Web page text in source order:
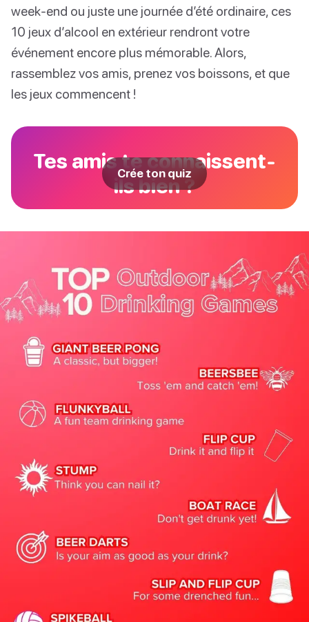
week-end ou juste une journée d’été ordinaire, ces
10 jeux d’alcool en extérieur rendront votre
événement encore plus mémorable. Alors,
rassemblez vos amis, prenez vos boissons, et que
les jeux commencent !
Tes amis te connaissent-
ils bien ?
Crée ton quiz